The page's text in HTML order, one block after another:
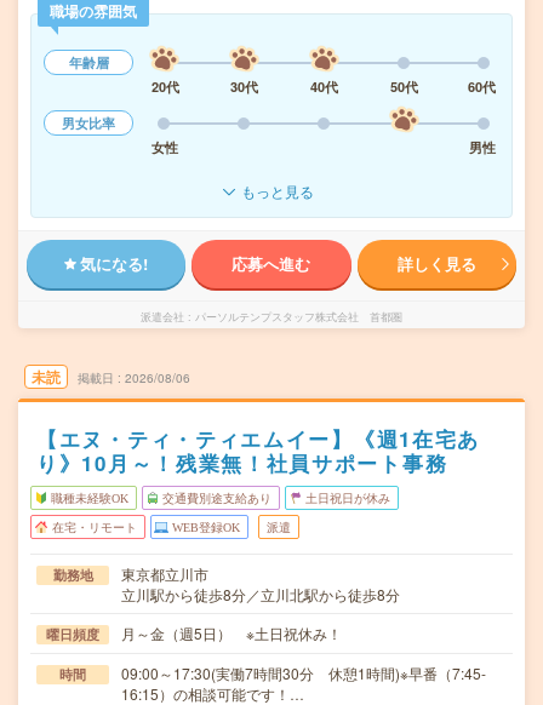
職場の雰囲気
年齢層
20代
30代 40代 50代
60代
男女比率
女性
男性
もっと見る
気になる! 応募へ進む 詳しく見る
派遣会社 パーソルテンプスタッフ株式会社 首都圏
未読 掲載日 2026/08/06
【エヌ・ティ・ティエムイー】《週1在宅あ
り》10月～！残業無！社員サポート事務
職種未経験OK 交通費別途支給あり 土日祝日が休み
在宅・リモート WEB登録OK 派遣
勤務地
東京都立川市
立川駅から徒歩8分／立川北駅から徒歩8分
曜日頻度 月～金（週5日） ※土日祝休み！
時間
09:00～17:30(実働7時間30分 休憩1時間)※早番（7:45-
16:15）の相談可能です！…